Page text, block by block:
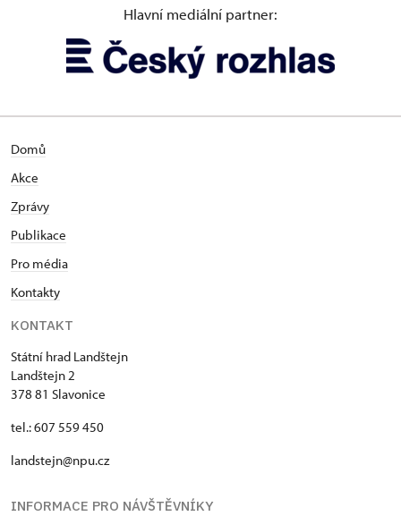
Hlavní mediální partner:
Domů
Akce
Zprávy
Publikace
Pro média
Kontakty
KONTAKT
Státní hrad Landštejn
Landštejn 2
378 81 Slavonice
tel.: 607 559 450
landstejn@npu.cz
INFORMACE PRO NÁVŠTĚVNÍKY